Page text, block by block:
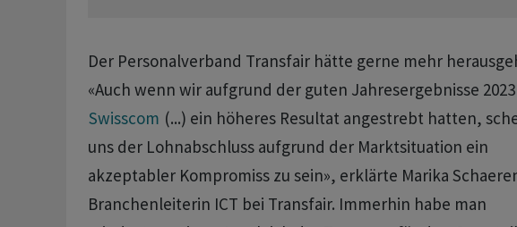
Der Personalverband Transfair hätte gerne mehr
«Auch wenn wir aufgrund der guten Jahresergebnisse
Swisscom (...) ein höheres Resultat angestrebt hatten,
uns der Lohnabschluss aufgrund der Marktsituation ein
akzeptabler Kompromiss zu sein», erklärte Marika
Branchenleiterin ICT bei Transfair. Immerhin habe man